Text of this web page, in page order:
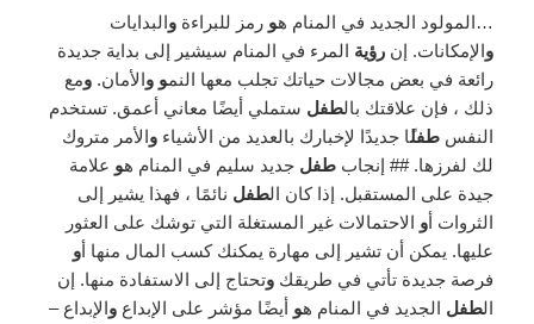
…المولود الجديد في المنام هو رمز للبراءةوالبدايات
والإمكانات. إنرؤية المرء في المنام سيشير إلى بداية جديدة
رائعة في بعض مجالات حياتك تجلب معها النمو والأمان.ومع
ذلك ، فإن علاقتك بالطفل ستملي أيضًا معاني أعمق. تستخدم
النفسطفلًا جديدًا لإخبارك بالعديد من الأشياءوالأمر متروك
لك لفرزها. ## إنجابطفل جديد سليم في المنام هو علامة
جيدة على المستقبل. إذا كان الطفل نائمًا ، فهذا يشير إلى
الثروات أو الاحتمالات غير المستغلة التي توشك على العثور
عليها. يمكن أن تشير إلى مهارة يمكنك كسب المال منها أو
فرصة جديدة تأتي في طريقكوتحتاج إلى الاستفادة منها. إن
الطفل الجديد في المنام هو أيضًا مؤشر على الإبداعوالإبداع –